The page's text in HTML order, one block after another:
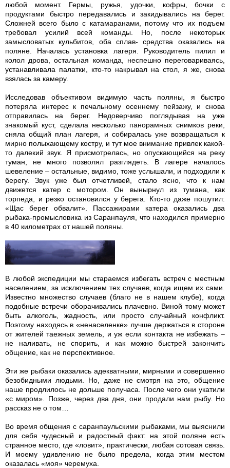
любой момент. Гермы, ружья, удочки, кофры, бочки с
продуктами быстро передавались и закидывались на берег.
Сложней всего было с катамаранами, потому что их подъем
требовал усилий всей команды. Но, после некоторых
замысловатых кульбитов, оба сплав- средства оказались на
поляне. Началась установка лагеря. Руководитель пилил и
колол дрова, остальная команда, неспешно переговариваясь,
устанавливала палатки, кто-то накрывал на стол, я же, снова
взялась за камеру.
Исследовав объективом видимую часть поляны, я быстро
потеряла интерес к печальному осеннему пейзажу, и снова
отправилась на берег. Недоверчиво поглядывая на уже
знакомый куст, сделала несколько панорамных снимков реки,
сняла общий план лагеря, и собиралась уже возвращаться к
мирно полыхающему костру, и тут мое внимание привлек какой-
то далекий звук. Я присмотрелась, но опускающийся на реку
туман, не много позволял разглядеть. В лагере началось
шевеление – остальные, видимо, тоже услышали, и подходили к
берегу. Звук уже был отчетливей, стало ясно, что к нам
движется катер с мотором. Он вынырнул из тумана, как
торпеда, и резко остановился у берега. Кто-то даже пошутил:
«Щас берег обвалит». Пассажирами катера оказались два
рыбака-промысловика из Саранпауля, что находился примерно
в 40 километрах от нашей поляны.
В любой экспедиции мы стараемся избегать встреч с местным
населением, за исключением тех случаев, когда ищем их сами.
Известно множество случаев (благо не в нашем клубе), когда
подобные встречи оборачивались плачевно. Виной тому может
быть алкоголь, жадность, или просто случайный конфликт.
Поэтому находясь в «ненаселенке» лучше держаться в стороне
от жителей таежных земель, и уж если контакта не избежать –
не наливать, не спорить, и как можно быстрей закончить
общение, как не перспективное.
Эти же рыбаки оказались адекватными, мирными и совершенно
безобидными людьми. Но, даже не смотря на это, общение
наше продлилось не дольше получаса. После чего они укатили
«с миром». Позже, через два дня, они продали нам рыбу. Но
рассказ не о том…
Во время общения с саранпаульскими рыбаками, мы выяснили
для себя чудесный и радостный факт: на этой поляне есть
странное место, где «ловит», практически, любая сотовая связь.
И моему удивлению не было предела, когда этим местом
оказалась «моя» черемуха.